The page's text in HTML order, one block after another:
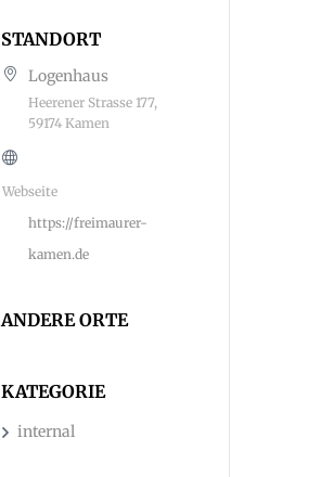
STANDORT
Logenhaus
Heerener Strasse 177,
59174 Kamen
Webseite
https://freimaurer-
kamen.de
ANDERE ORTE
KATEGORIE
internal